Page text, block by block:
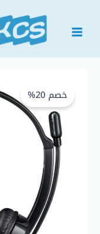
المحتوى
خصم 20%Rapoo
H120
Wired
Stereo
Headset